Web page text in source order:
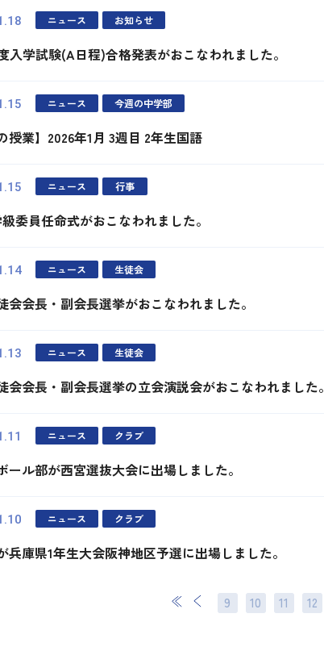
ニュース お知らせ
入学試験(A日程)合格発表がおこなわれました。
ニュース 今週の中学部
授業】2026年1月 3週目 2年生国語
ニュース 行事
委員任命式がおこなわれました。
ニュース 生徒会
会会長・副会長選挙がおこなわれました。
ニュース 生徒会
会会長・副会長選挙の立会演説会がおこなわれました。
ニュース クラブ
ール部が西宮選抜大会に出場しました。
ニュース クラブ
兵庫県1年生大会阪神地区予選に出場しました。
9 10 11 12